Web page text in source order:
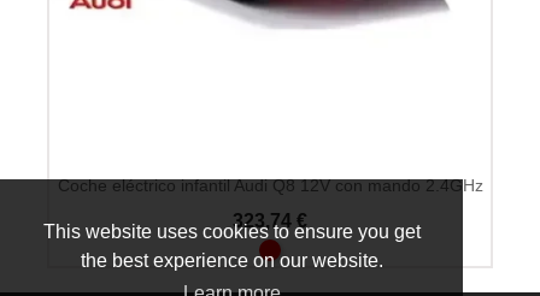
This website uses cookies to ensure you get
the best experience on our website.
Coche eléctrico infantil Audi Q8 12V con mando 2.4GHz
323,74 €